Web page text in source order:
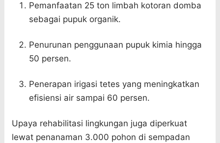
Pemanfaatan 25 ton limbah kotoran domba
sebagai pupuk organik.
Penurunan penggunaan pupuk kimia hingga
50 persen.
Penerapan irigasi tetes yang meningkatkan
efisiensi air sampai 60 persen.
Upaya rehabilitasi lingkungan juga diperkuat
lewat penanaman 3.000 pohon di sempadan